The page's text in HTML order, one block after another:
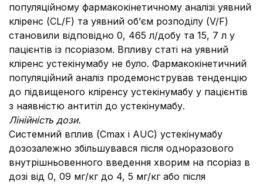
популяційному фармакокінетичному аналізі уявний
кліренс (CL/F) та уявний об’єм розподілу (V/F)
становили відповідно 0, 465 л/добу та 15, 7 л у
пацієнтів із псоріазом. Впливу статі на уявний
кліренс устекінумабу не було. Фармакокінетичний
популяційний аналіз продемонстрував тенденцію
до підвищеного кліренсу устекінумабу у пацієнтів
з наявністю антитіл до устекінумабу.
Лінійність дози.
Системний вплив (Сmax і AUC) устекінумабу
дозозалежно збільшувався після одноразового
внутрішньовенного введення хворим на псоріаз в
дозі від 0, 09 мг/кг до 4, 5 мг/кг або після